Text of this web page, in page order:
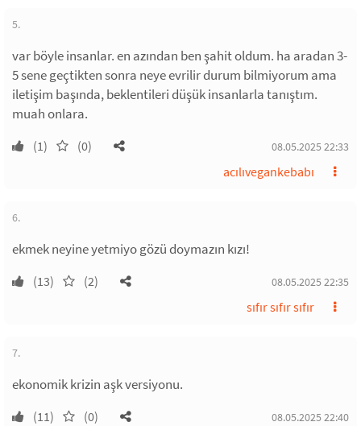
5.
var böyle insanlar. en azından ben şahit oldum. ha aradan 3-
5 sene geçtikten sonra neye evrilir durum bilmiyorum ama
iletişim başında, beklentileri düşük insanlarla tanıştım.
muah onlara.
(1) (0) 08.05.2025 22:33
acılıvegankebabı
6.
ekmek neyine yetmiyo gözü doymazın kızı!
(13) (2) 08.05.2025 22:35
sıfır sıfır sıfır
7.
ekonomik krizin aşk versiyonu.
(11) (0) 08.05.2025 22:40